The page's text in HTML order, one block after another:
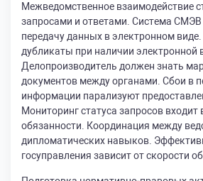
Межведомственное взаимодействие
запросами и ответами. Система СМЭВ
передачу данных в электронном
дубликаты при наличии электронной
Делопроизводитель должен знать
документов между органами. Сбои в
информации парализуют
Мониторинг статуса запросов
обязанности. Координация между
дипломатических навыков.
госуправления зависит от скорости